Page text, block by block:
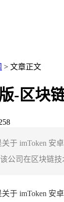
> 文章正文
-区块
于 imToken 安
公司在区块链
于 imToken 安